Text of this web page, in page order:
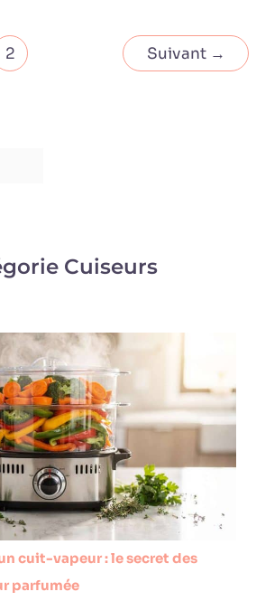
2 Suivant →
Cuiseurs
cuit-vapeur : le secret des
parfumée